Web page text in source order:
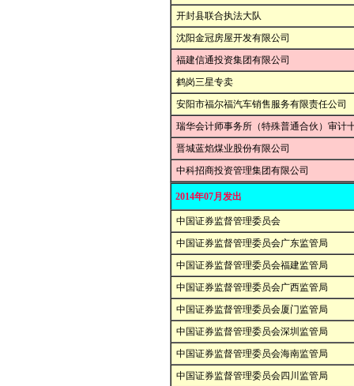
开封县联合执法大队
沈阳金冠房屋开发有限公司
福建信通投资集团有限公司
鹤岗三星专卖
安阳市福尔福汽车销售服务有限责任公司
瑞华会计师事务所（特殊普通合伙）审计
晋城蓝焰煤业股份有限公司
中科招商投资管理集团有限公司
2014年07月发出
中国证券监督管理委员会
中国证券监督管理委员会广东监管局
中国证券监督管理委员会福建监管局
中国证券监督管理委员会广西监管局
中国证券监督管理委员会厦门监管局
中国证券监督管理委员会深圳监管局
中国证券监督管理委员会海南监管局
中国证券监督管理委员会四川监管局